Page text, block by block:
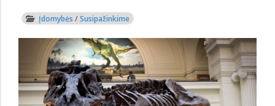
Įdomybės /Susipažinkime